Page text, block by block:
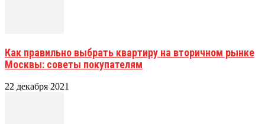
Как правильно выбрать квартиру на вторичном рынке
Москвы: советы покупателям
22 декабря 2021